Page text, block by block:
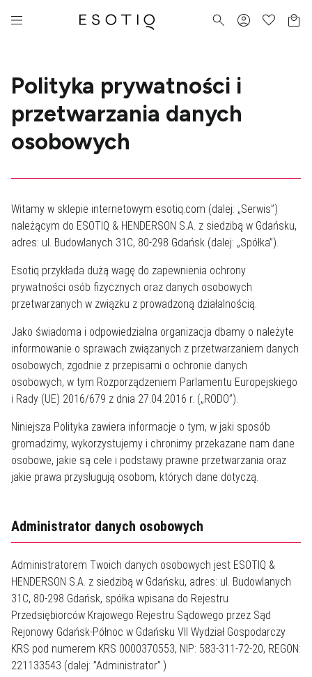
Polityka prywatności i
przetwarzania danych
osobowych
Witamy w sklepie internetowym esotiq.com (dalej: „Serwis”)
należącym do ESOTIQ & HENDERSON S.A. z siedzibą w Gdańsku,
adres: ul. Budowlanych 31C, 80-298 Gdańsk (dalej: „Spółka”).
Esotiq przykłada dużą wagę do zapewnienia ochrony
prywatności osób fizycznych oraz danych osobowych
przetwarzanych w związku z prowadzoną działalnością.
Jako świadoma i odpowiedzialna organizacja dbamy o należyte
informowanie o sprawach związanych z przetwarzaniem danych
osobowych, zgodnie z przepisami o ochronie danych
osobowych, w tym Rozporządzeniem Parlamentu Europejskiego
i Rady (UE) 2016/679 z dnia 27.04.2016 r. („RODO”).
Niniejsza Polityka zawiera informacje o tym, w jaki sposób
gromadzimy, wykorzystujemy i chronimy przekazane nam dane
osobowe, jakie są cele i podstawy prawne przetwarzania oraz
jakie prawa przysługują osobom, których dane dotyczą.
Administrator danych osobowych
Administratorem Twoich danych osobowych jest ESOTIQ &
HENDERSON S.A. z siedzibą w Gdańsku, adres: ul. Budowlanych
31C, 80-298 Gdańsk, spółka wpisana do Rejestru
Przedsiębiorców Krajowego Rejestru Sądowego przez Sąd
Rejonowy Gdańsk-Północ w Gdańsku VII Wydział Gospodarczy
KRS pod numerem KRS 0000370553, NIP: 583-311-72-20, REGON:
221133543 (dalej: ”Administrator”.)